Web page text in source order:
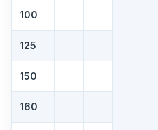
100
125
150
160